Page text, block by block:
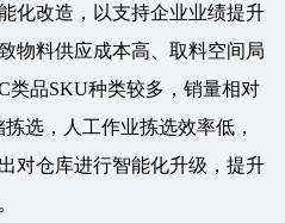
化改造，以支持企业业绩提升
物料供应成本高、取料空间局
类品SKU种类较多，销量相对
选，人工作业拣选效率低，
对仓库进行智能化升级，提升